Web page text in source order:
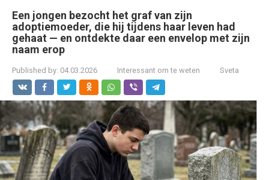
Een jongen bezocht het graf van zijn
adoptiemoeder, die hij tijdens haar leven had
gehaat — en ontdekte daar een envelop met zijn
naam erop
Published by: 04.03.2026 Interessant om te weten Sveta